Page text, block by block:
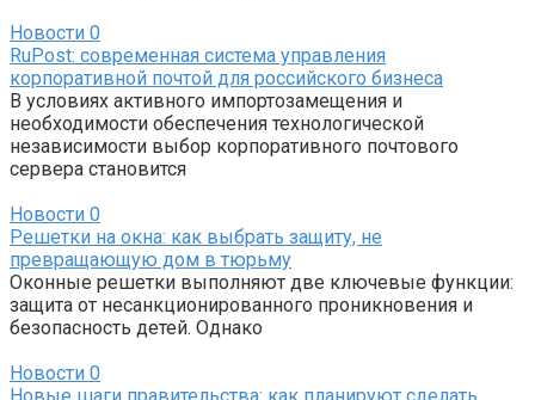
Новости 0
RuPost: современная система управления
корпоративной почтой для российского бизнеса
В условиях активного импортозамещения и
необходимости обеспечения технологической
независимости выбор корпоративного почтового
сервера становится
Новости 0
Решетки на окна: как выбрать защиту, не
превращающую дом в тюрьму
Оконные решетки выполняют две ключевые функции:
защита от несанкционированного проникновения и
безопасность детей. Однако
Новости 0
Новые шаги правительства: как планируют сделать